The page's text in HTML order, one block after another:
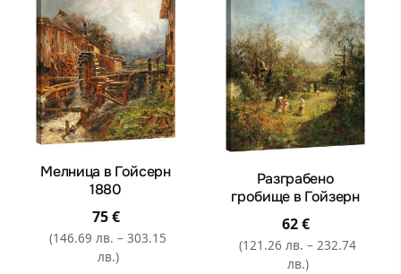
Мелница в Гойсерн
1880
75€
(146.69 лв. – 303.15
лв.)
Разграбено
гробище в Гойзерн
62€
(121.26 лв. – 232.74
лв.)